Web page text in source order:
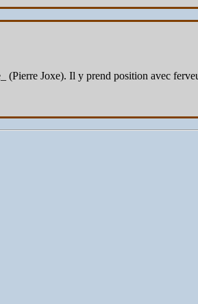
(Pierre Joxe). Il y prend position avec